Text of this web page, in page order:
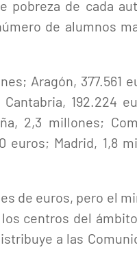
pobreza de cada
de alumnos
Aragón, 377.561
192.224
2,3 millones;
euros; Madrid, 1,8
de euros, pero el
centros del
a las